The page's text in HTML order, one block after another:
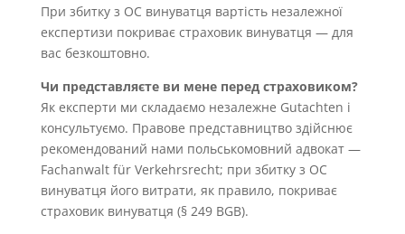
При збитку з OC винуватця вартість незалежної
експертизи покриває страховик винуватця — для
вас безкоштовно.
Чи представляєте ви мене перед страховиком?
Як експерти ми складаємо незалежне Gutachten і
консультуємо. Правове представництво здійснює
рекомендований нами польськомовний адвокат —
Fachanwalt für Verkehrsrecht; при збитку з OC
винуватця його витрати, як правило, покриває
страховик винуватця (§ 249 BGB).